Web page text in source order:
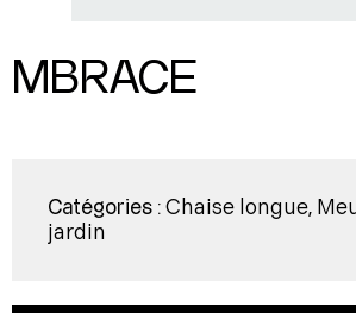
MBRACE
Catégories : Chaise longue,
jardin